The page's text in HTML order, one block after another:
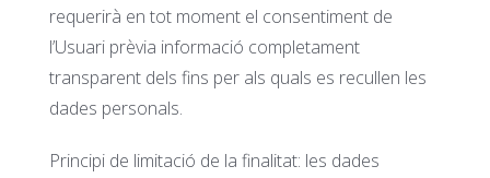
requerirà en tot moment el consentiment de
l’Usuari prèvia informació completament
transparent dels fins per als quals es recullen les
dades personals.
Principi de limitació de la finalitat: les dades